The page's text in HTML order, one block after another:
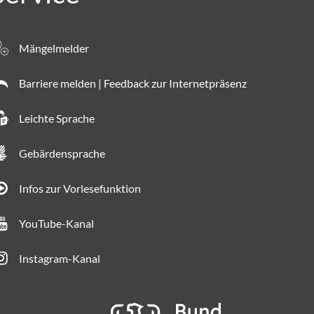
Mängelmelder
Barriere melden | Feedback zur Internetpräsenz
Leichte Sprache
Gebärdensprache
Infos zur Vorlesefunktion
YouTube-Kanal
Instagram-Kanal